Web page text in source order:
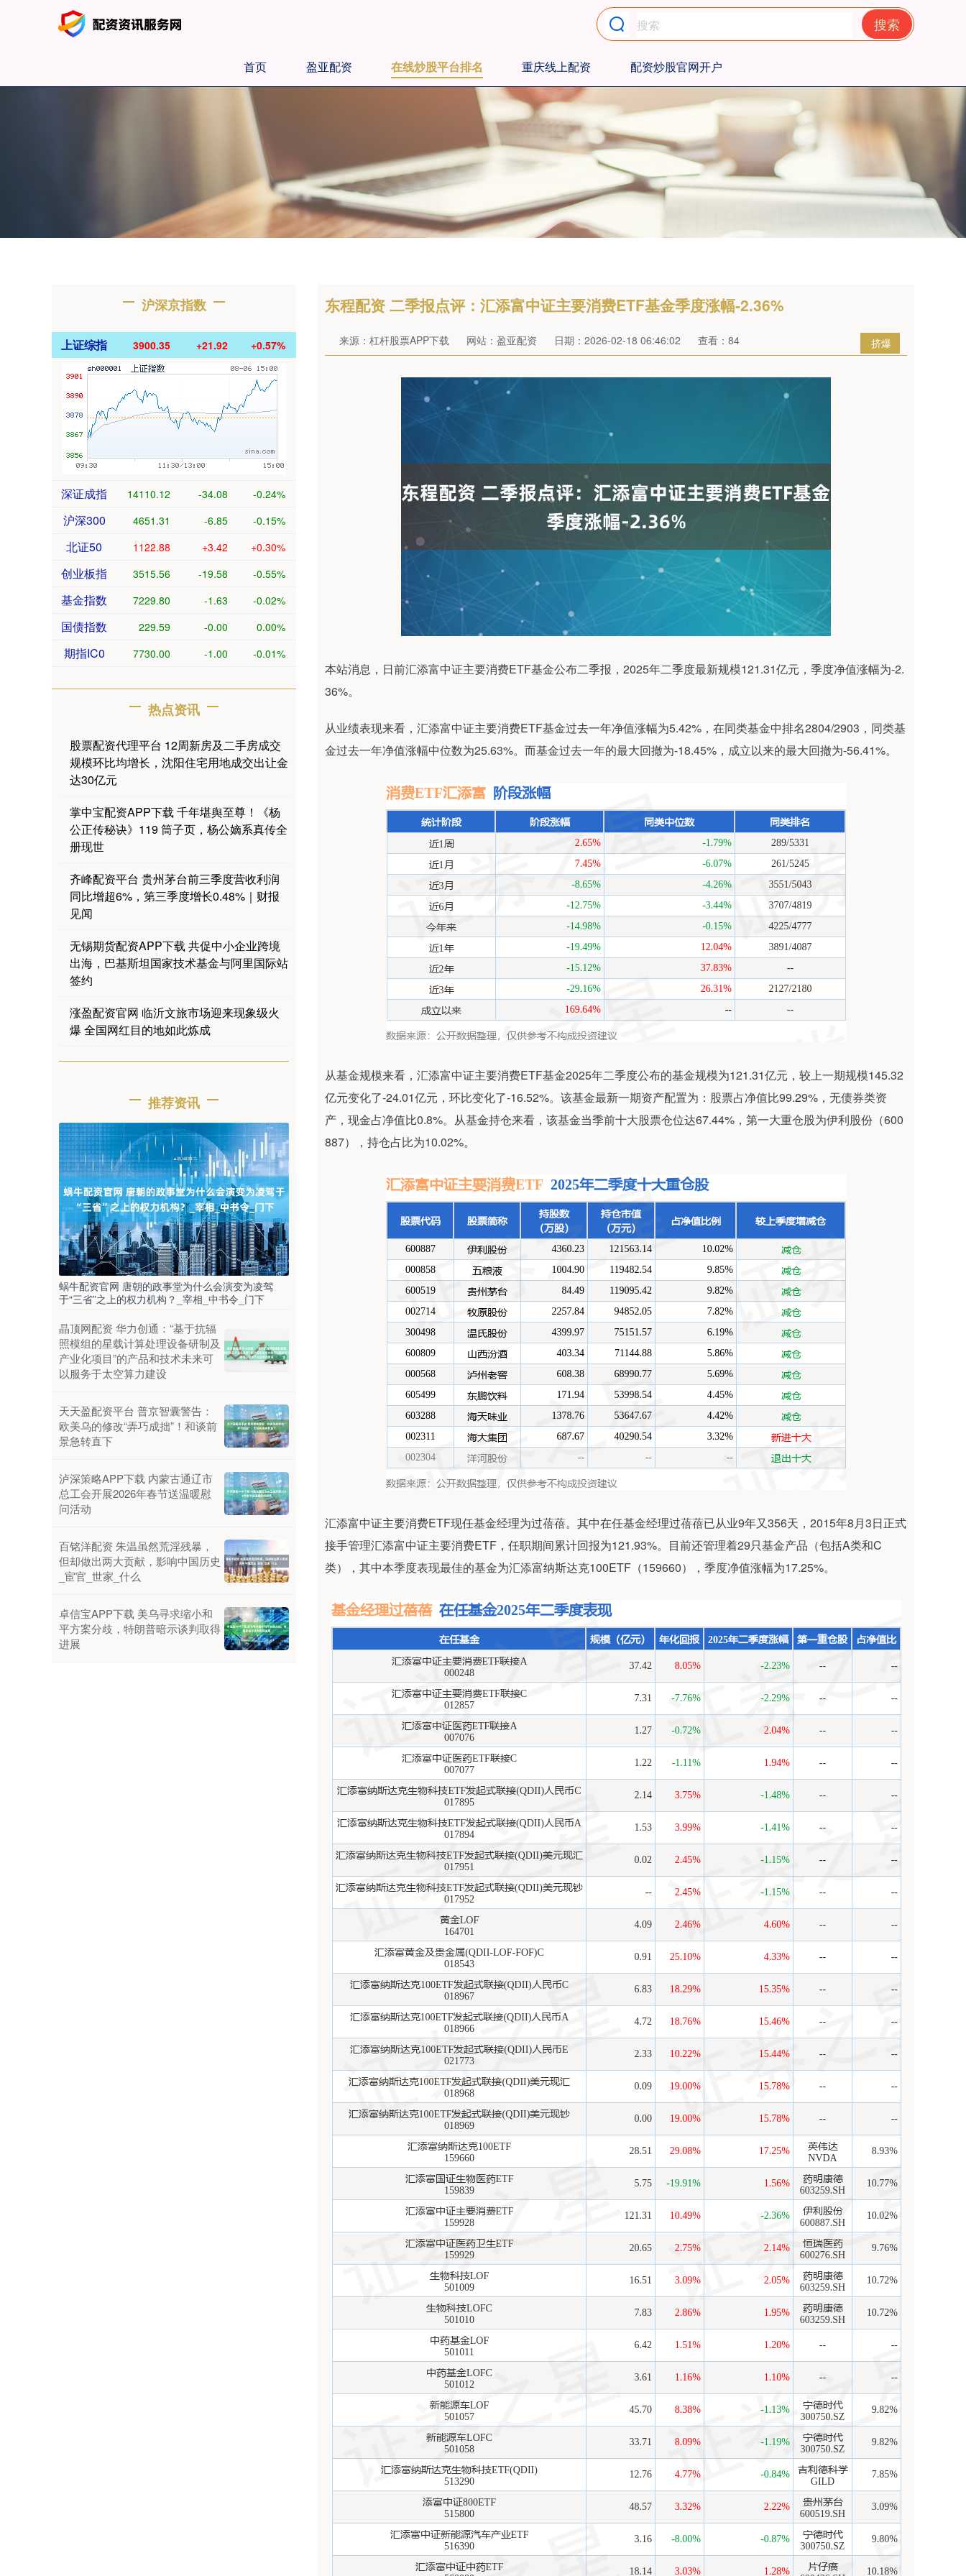
搜索
首页 盈亚配资 在线炒股平台排名 重庆线上配资 配资炒股官网开户
东程配资 二季报点评：汇添富中证主要消费ETF基金季度涨幅-2.36%
挤爆
来源：杠杆股票APP下载 网站：盈亚配资 日期：2026-02-18 06:46:02 查看：84
本站消息，日前汇添富中证主要消费ETF基金公布二季报，2025年二季度最新规模121.31亿元，季度净值涨幅为-2.
36%。
从业绩表现来看，汇添富中证主要消费ETF基金过去一年净值涨幅为5.42%，在同类基金中排名2804/2903，同类基
金过去一年净值涨幅中位数为25.63%。而基金过去一年的最大回撤为-18.45%，成立以来的最大回撤为-56.41%。
从基金规模来看，汇添富中证主要消费ETF基金2025年二季度公布的基金规模为121.31亿元，较上一期规模145.32
亿元变化了-24.01亿元，环比变化了-16.52%。该基金最新一期资产配置为：股票占净值比99.29%，无债券类资
产，现金占净值比0.8%。从基金持仓来看，该基金当季前十大股票仓位达67.44%，第一大重仓股为伊利股份（600
887），持仓占比为10.02%。
汇添富中证主要消费ETF现任基金经理为过蓓蓓。其中在任基金经理过蓓蓓已从业9年又356天，2015年8月3日正式
接手管理汇添富中证主要消费ETF，任职期间累计回报为121.93%。目前还管理着29只基金产品（包括A类和C
类），其中本季度表现最佳的基金为汇添富纳斯达克100ETF（159660），季度净值涨幅为17.25%。
沪深京指数
上证综指 3900.35 +21.92 +0.57%
深证成指 14110.12 -34.08 -0.24%
沪深300 4651.31 -6.85 -0.15%
北证50 1122.88 +3.42 +0.30%
创业板指 3515.56 -19.58 -0.55%
基金指数 7229.80 -1.63 -0.02%
国债指数 229.59 -0.00 0.00%
期指IC0 7730.00 -1.00 -0.01%
热点资讯
股票配资代理平台 12周新房及二手房成交
规模环比均增长，沈阳住宅用地成交出让金
达30亿元
掌中宝配资APP下载 千年堪舆至尊！《杨
公正传秘诀》119 筒子页，杨公嫡系真传全
册现世
齐峰配资平台 贵州茅台前三季度营收利润
同比增超6%，第三季度增长0.48%｜财报
见闻
无锡期货配资APP下载 共促中小企业跨境
出海，巴基斯坦国家技术基金与阿里国际站
签约
涨盈配资官网 临沂文旅市场迎来现象级火
爆 全国网红目的地如此炼成
推荐资讯
蜗牛配资官网 唐朝的政事堂为什么会演变为凌驾
于“三省”之上的权力机构？_宰相_中书令_门下
晶顶网配资 华力创通：“基于抗辐
照模组的星载计算处理设备研制及
产业化项目”的产品和技术未来可
以服务于太空算力建设
天天盈配资平台 普京智囊警告：
欧美乌的修改“弄巧成拙”！和谈前
景急转直下
泸深策略APP下载 内蒙古通辽市
总工会开展2026年春节送温暖慰
问活动
百铭洋配资 朱温虽然荒淫残暴，
但却做出两大贡献，影响中国历史
_宦官_世家_什么
卓信宝APP下载 美乌寻求缩小和
平方案分歧，特朗普暗示谈判取得
进展